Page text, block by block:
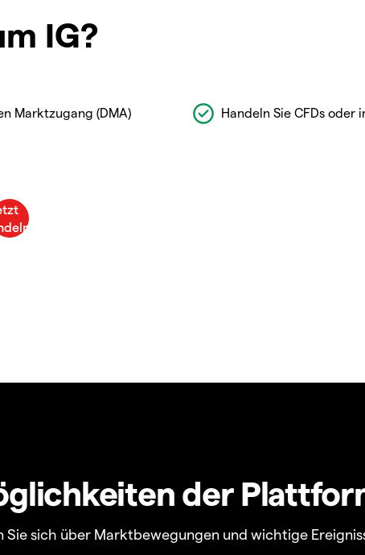
IG?
Marktzugang (DMA) Handeln Sie CFDs oder
der
sich über Marktbewegungen und wichtige